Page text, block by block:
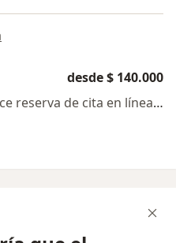
desde $ 140.000
Este especialista no ofrece reserva de cita en línea en esta dirección.